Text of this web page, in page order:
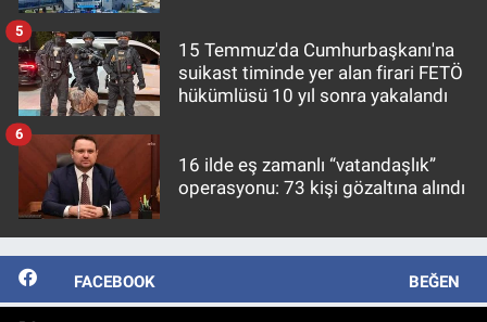
15 Temmuz'da Cumhurbaşkanı'na
suikast timinde yer alan firari FETÖ
hükümlüsü 10 yıl sonra yakalandı
5
16 ilde eş zamanlı “vatandaşlık”
operasyonu: 73 kişi gözaltına alındı
6
FACEBOOK BEĞEN